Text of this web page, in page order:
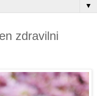
▼
zdravilni